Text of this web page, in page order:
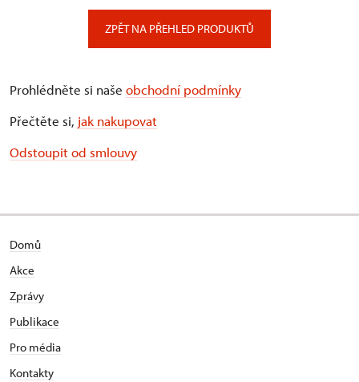
ZPĚT NA PŘEHLED PRODUKTŮ
Prohlédněte si naše obchodní podmínky
Přečtěte si, jak nakupovat
Odstoupit od smlouvy
Domů
Akce
Zprávy
Publikace
Pro média
Kontakty